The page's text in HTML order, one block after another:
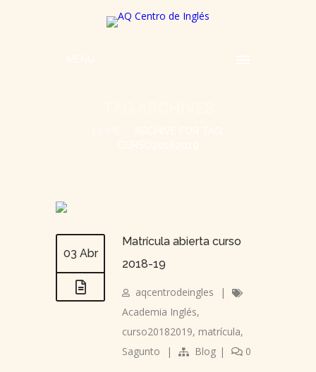
03 Abr
Matrícula abierta curso
2018-19
aqcentrodeingles
|
Academia Inglés,
curso20182019, matrícula,
Sagunto
| Blog | 0